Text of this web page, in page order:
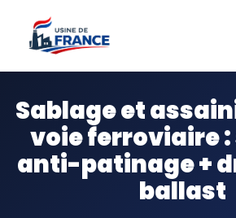
Sablage et
voie ferroviaire
anti-patinage +
ballast